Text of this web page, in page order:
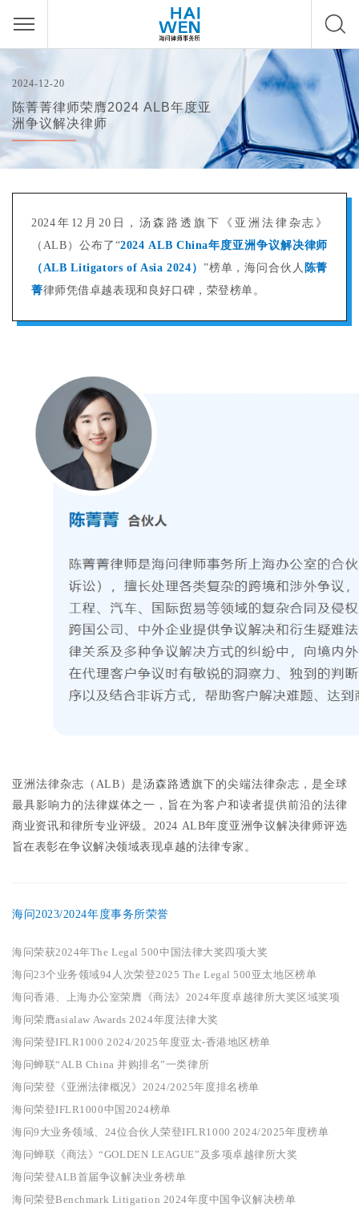
2024-12-20
陈菁菁律师荣膺2024 ALB年度亚
洲争议解决律师
2024年12月20日，汤森路透旗下《亚洲法律杂志》
（ALB）公布了“2024 ALB China年度亚洲争议解决律师
（ALB Litigators of Asia 2024） ”榜单，海问合伙人 陈菁
菁律师凭借卓越表现和良好口碑，荣登榜单。
亚洲法律杂志（ALB）是汤森路透旗下的尖端法律杂志，是全球
最具影响力的法律媒体之一，旨在为客户和读者提供前沿的法律
商业资讯和律所专业评级。 2024 ALB年度亚洲争议解决律师评选
旨在表彰在争议解决领域表现卓越的法律专家。
海问2023/2024年度事务所荣誉
海问荣获2024年The Legal 500中国法律大奖四项大奖
海问23个业务领域94人次荣登2025 The Legal 500亚太地区榜单
海问香港、上海办公室荣膺《商法》2024年度卓越律所大奖区域奖项
海问荣膺asialaw Awards 2024年度法律大奖
海问荣登IFLR1000 2024/2025年度亚太-香港地区榜单
海问蝉联“ALB China 并购排名”一类律所
海问荣登《亚洲法律概况》2024/2025年度排名榜单
海问荣登IFLR1000中国2024榜单
海问9大业务领域、24位合伙人荣登IFLR1000 2024/2025年度榜单
海问蝉联《商法》“GOLDEN LEAGUE”及多项卓越律所大奖
海问荣登ALB首届争议解决业务榜单
海问荣登Benchmark Litigation 2024年度中国争议解决榜单